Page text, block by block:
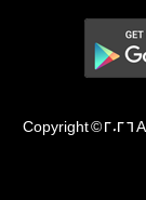
Copyright © 2026